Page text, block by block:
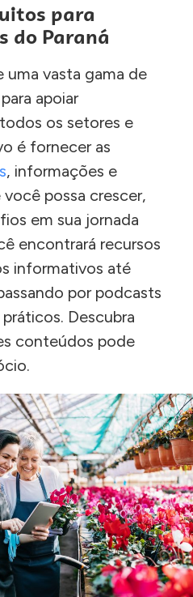
para
do Paraná
uma vasta gama de
apoiar
os setores e
é fornecer as
, informações e
possa crescer,
em sua jornada
encontrará recursos
informativos até
por podcasts
Descubra
conteúdos pode